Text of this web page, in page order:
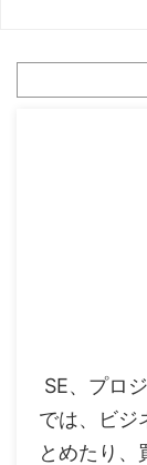
SE、プロ
では、ビジ
とめたり、